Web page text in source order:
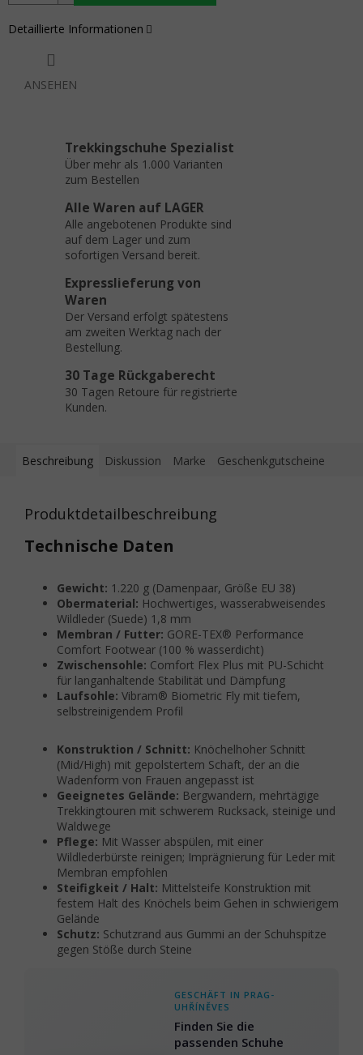
Detaillierte Informationen
ANSEHEN
Trekkingschuhe Spezialist
Über mehr als 1.000 Varianten
zum Bestellen
Alle Waren auf LAGER
Alle angebotenen Produkte sind
auf dem Lager und zum
sofortigen Versand bereit.
Expresslieferung von
Waren
Der Versand erfolgt spätestens
am zweiten Werktag nach der
Bestellung.
30 Tage Rückgaberecht
30 Tagen Retoure für registrierte
Kunden.
Beschreibung Diskussion Marke Geschenkgutscheine
Produktdetailbeschreibung
Technische Daten
Gewicht: 1.220 g (Damenpaar, Größe EU 38)
Obermaterial: Hochwertiges, wasserabweisendes
Wildleder (Suede) 1,8 mm
Membran / Futter: GORE-TEX® Performance
Comfort Footwear (100 % wasserdicht)
Zwischensohle: Comfort Flex Plus mit PU-Schicht
für langanhaltende Stabilität und Dämpfung
Laufsohle: Vibram® Biometric Fly mit tiefem,
selbstreinigendem Profil
Konstruktion / Schnitt: Knöchelhoher Schnitt
(Mid/High) mit gepolstertem Schaft, der an die
Wadenform von Frauen angepasst ist
Geeignetes Gelände: Bergwandern, mehrtägige
Trekkingtouren mit schwerem Rucksack, steinige und
Waldwege
Pflege: Mit Wasser abspülen, mit einer
Wildlederbürste reinigen; Imprägnierung für Leder mit
Membran empfohlen
Steifigkeit / Halt: Mittelsteife Konstruktion mit
festem Halt des Knöchels beim Gehen in schwierigem
Gelände
Schutz: Schutzrand aus Gummi an der Schuhspitze
gegen Stöße durch Steine
GESCHÄFT IN PRAG-
UHŘÍNĚVES
Finden Sie die
passenden Schuhe